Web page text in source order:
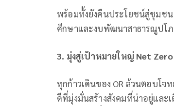
พร้อมทั้งยังคืนประโยชน์สู่ชุมชน
ศึกษาและงบพัฒนาสาธารณูปโ
3. มุ่งสู่เป้าหมายใหญ่ Net
ทุกก้าวเดินของ OR ล้วนตอบโจ
ดีที่มุ่งมั่นสร้างสังคมที่น่าอยู่และ